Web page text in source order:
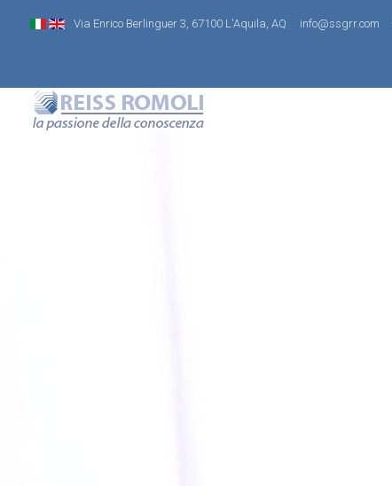
Via Enrico Berlinguer 3, 67100 L'Aquila, AQ info@ssgrr.com